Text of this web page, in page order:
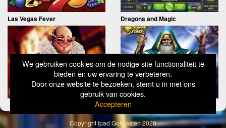
We gebruiken cookies om de nodige site functionaliteit te
bieden en uw ervaring te verbeteren.
Door onze website te bezoeken, stemt u in met ons
gebruik van cookies.
Accepteren
Las Vegas Fever Dragons and Magic
Copyright Ipad Gokkasten2026